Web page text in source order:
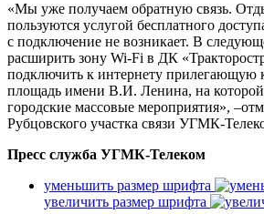
«Мы уже получаем обратную связь.
пользуются услугой бесплатного
с подключение не возникает. В
расширить зону Wi-Fi в ДК
подключить к интернету прилегающую
площадь имени В.И. Ленина, на которой
городские массовые мероприятия»,
Рубцовского участка связи УГМК-
Пресс служба УГМК-Телеком
уменьшить размер шрифта
увеличить размер шрифта